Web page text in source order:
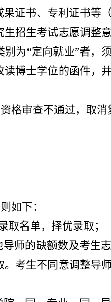
证书、专利证书等
生招生考试志愿调整
别为“定向就业”者，
博士学位的函件，
格审查不通过，取消
如下：
名单，择优录取；
师的缺额数及考生
。考生不同意调整导